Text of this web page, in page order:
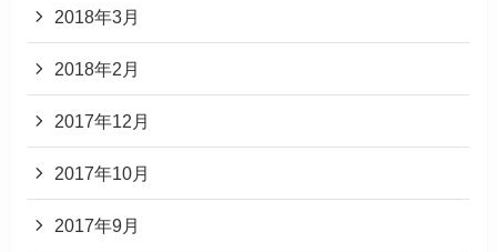
2018年3月
2018年2月
2017年12月
2017年10月
2017年9月